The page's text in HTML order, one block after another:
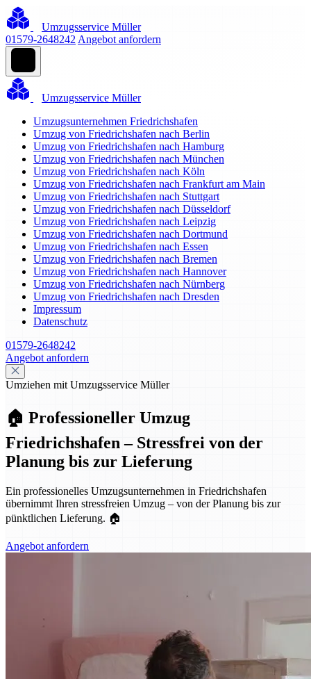
Umzugsservice Müller
01579-2648242 Angebot anfordern
Umzugsservice Müller
Umzugsunternehmen Friedrichshafen
Umzug von Friedrichshafen nach Berlin
Umzug von Friedrichshafen nach Hamburg
Umzug von Friedrichshafen nach München
Umzug von Friedrichshafen nach Köln
Umzug von Friedrichshafen nach Frankfurt am Main
Umzug von Friedrichshafen nach Stuttgart
Umzug von Friedrichshafen nach Düsseldorf
Umzug von Friedrichshafen nach Leipzig
Umzug von Friedrichshafen nach Dortmund
Umzug von Friedrichshafen nach Essen
Umzug von Friedrichshafen nach Bremen
Umzug von Friedrichshafen nach Hannover
Umzug von Friedrichshafen nach Nürnberg
Umzug von Friedrichshafen nach Dresden
Impressum
Datenschutz
01579-2648242
Angebot anfordern
Umziehen mit Umzugsservice Müller
🏠 Professioneller Umzug
Friedrichshafen – Stressfrei von der
Planung bis zur Lieferung
Ein professionelles Umzugsunternehmen in Friedrichshafen
übernimmt Ihren stressfreien Umzug – von der Planung bis zur
pünktlichen Lieferung. 🏠
Angebot anfordern